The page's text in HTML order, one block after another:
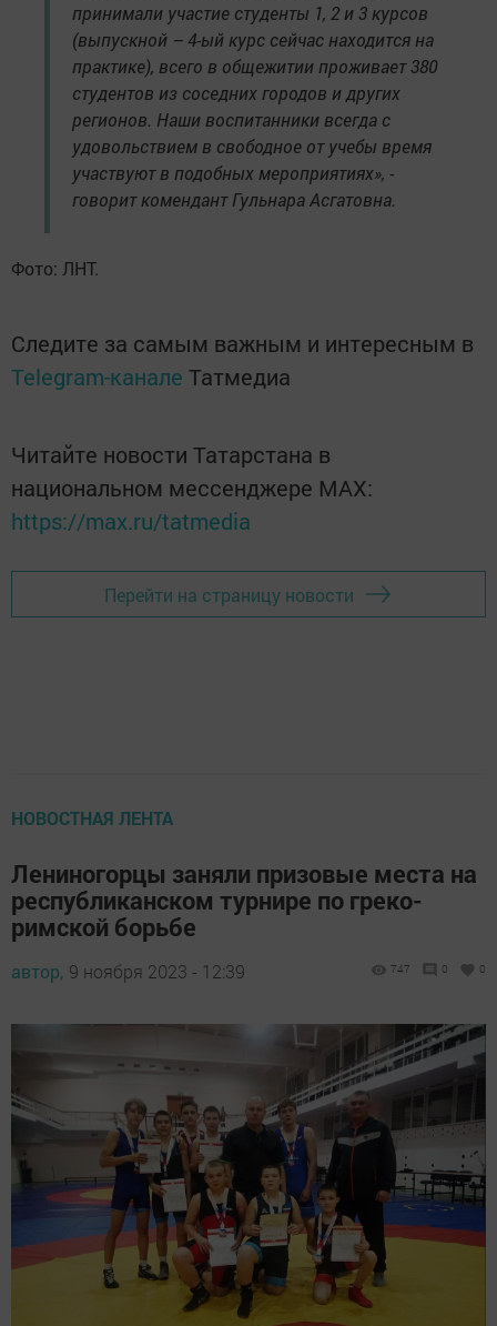
принимали участие студенты 1, 2 и 3 курсов
(выпускной – 4-ый курс сейчас находится на
практике), всего в общежитии проживает 380
студентов из соседних городов и других
регионов. Наши воспитанники всегда с
удовольствием в свободное от учебы время
участвуют в подобных мероприятиях», -
говорит комендант Гульнара Асгатовна.
Фото: ЛНТ.
Следите за самым важным и интересным в
Telegram-канале Татмедиа
Читайте новости Татарстана в
национальном мессенджере MАХ:
https://max.ru/tatmedia
Перейти на страницу новости
НОВОСТНАЯ ЛЕНТА
Лениногорцы заняли призовые места на
республиканском турнире по греко-
римской борьбе
автор, 9 ноября 2023 - 12:39 747 0 0